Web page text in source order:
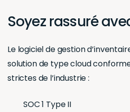
Soyez rassuré
Le logiciel de gestion
solution de type cloud
strictes de l’industrie :
SOC 1 Type II